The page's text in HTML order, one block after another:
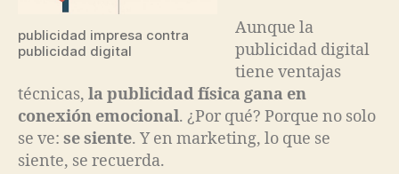
publicidad impresa contra
publicidad digital
Aunque la
publicidad digital
tiene ventajas
técnicas, la publicidad física gana en
conexión emocional. ¿Por qué? Porque no solo
se ve: se siente. Y en marketing, lo que se
siente, se recuerda.